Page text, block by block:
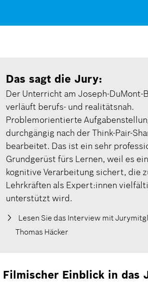
Das sagt die Jury:
Der Unterricht am Joseph-DuMont-
verläuft berufs- und realitätsnah.
Problemorientierte
durchgängig nach der Think-Pair-
bearbeitet. Das ist ein sehr
Grundgerüst fürs Lernen, weil es
kognitive Verarbeitung sichert, die
Lehrkräften als Expert:innen
unterstützt wird.
Lesen Sie das Interview mit
Thomas Häcker
Filmischer Einblick in das